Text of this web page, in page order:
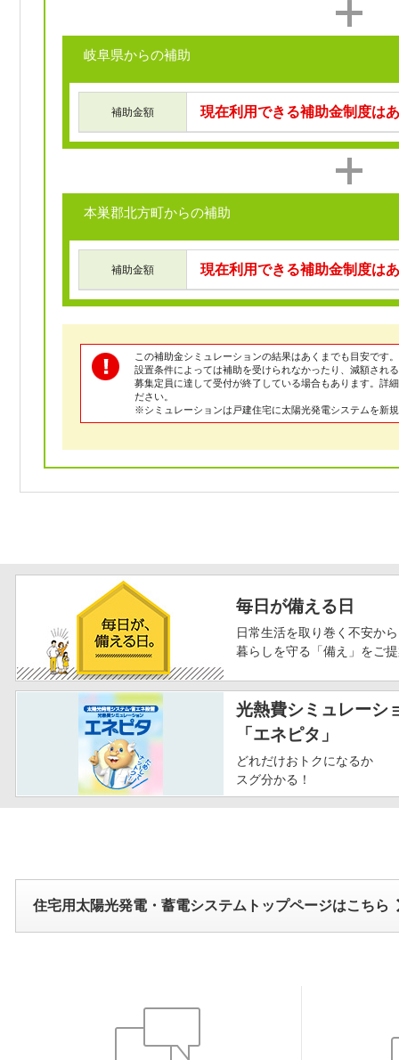
岐阜県からの補助
補助金額 現在利用できる補助金制度は
本巣郡北方町からの補助
補助金額 現在利用できる補助金制度は
この補助金シミュレーションの結果はあくまでも目安です。
設置条件によっては補助を受けられなかったり、減額され
募集定員に達して受付が終了している場合もあります。詳
ださい。
※シミュレーションは戸建住宅に太陽光発電システムを新
毎日が備える日
日常生活を取り巻く不安から
暮らしを守る「備え」をご
光熱費シミュレーシ
「エネピタ」
どれだけおトクになるか
スグ分かる！
住宅用太陽光発電・蓄電システムトップページはこちら